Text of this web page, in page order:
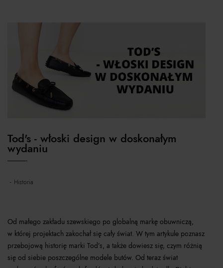
Tod's - włoski design w doskonałym
wydaniu
historia
Od małego zakładu szewskiego po globalną markę obuwniczą,
w której projektach zakochał się cały świat. W tym artykule poznasz
przebojową historię marki Tod’s, a także dowiesz się, czym różnią
się od siebie poszczególne modele butów. Od teraz świat